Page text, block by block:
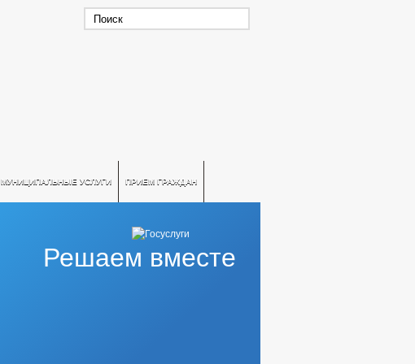
МУНИЦИПАЛЬНЫЕ УСЛУГИ ПРИЕМ ГРАЖДАН
Решаем вместе